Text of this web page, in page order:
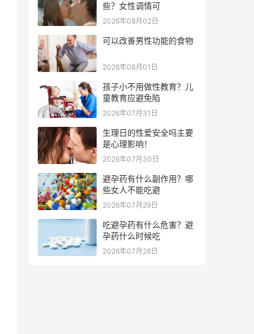
些？女性调情可
2026年08月02日
可以改善男性功能的食物
2026年08月01日
孩子小不用做性教育？儿
童教育应避免陷
2026年07月31日
生理日的性爱安全吗主要
是心理影响！
2026年07月30日
避孕药有什么副作用？哪
些女人不能吃避
2026年07月29日
吃避孕药有什么危害？避
孕药什么时候吃
2026年07月28日